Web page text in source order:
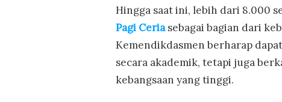
Hingga saat ini, lebih dari 8.000
Pagi Ceriasebagai bagian dari
Kemendikdasmen berharap
secara akademik, tetapi juga
kebangsaan yang tinggi.